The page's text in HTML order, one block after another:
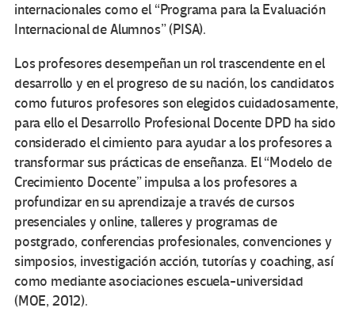
internacionales como el “Programa para la Evaluación
Internacional de Alumnos” (PISA).
Los profesores desempeñan un rol trascendente en el
desarrollo y en el progreso de su nación, los candidatos
como futuros profesores son elegidos cuidadosamente,
para ello el Desarrollo Profesional Docente DPD ha sido
considerado el cimiento para ayudar a los profesores a
transformar sus prácticas de enseñanza. El “Modelo de
Crecimiento Docente” impulsa a los profesores a
profundizar en su aprendizaje a través de cursos
presenciales y online, talleres y programas de
postgrado, conferencias profesionales, convenciones y
simposios, investigación acción, tutorías y coaching, así
como mediante asociaciones escuela-universidad
(MOE, 2012).